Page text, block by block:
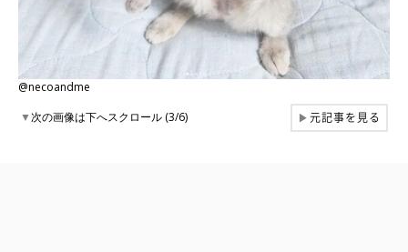
@necoandme
▼次の画像は下へスクロール (3/6) ▶元記事を見る